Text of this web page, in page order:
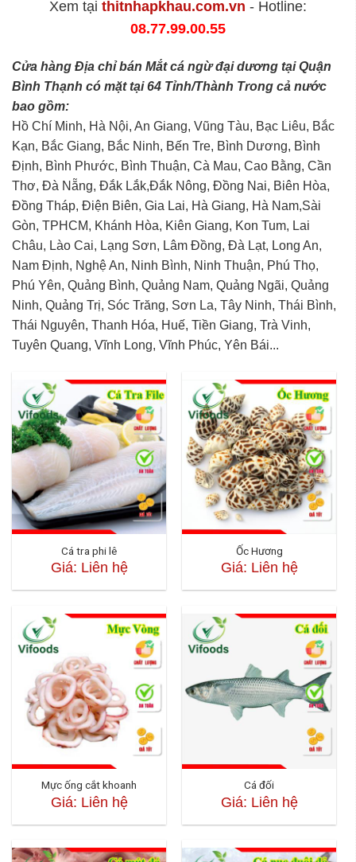
Xem tại thitnhapkhau.com.vn - Hotline:
08.77.99.00.55
Cửa hàng Địa chỉ bán Mắt cá ngừ đại dương tại Quận
Bình Thạnh có mặt tại 64 Tỉnh/Thành Trong cả nước
bao gồm:
Hồ Chí Minh, Hà Nội, An Giang, Vũng Tàu, Bạc Liêu, Bắc
Kạn, Bắc Giang, Bắc Ninh, Bến Tre, Bình Dương, Bình
Định, Bình Phước, Bình Thuận, Cà Mau, Cao Bằng, Cần
Thơ, Đà Nẵng, Đắk Lắk,Đắk Nông, Đồng Nai, Biên Hòa,
Đồng Tháp, Điện Biên, Gia Lai, Hà Giang, Hà Nam,Sài
Gòn, TPHCM, Khánh Hòa, Kiên Giang, Kon Tum, Lai
Châu, Lào Cai, Lạng Sơn, Lâm Đồng, Đà Lạt, Long An,
Nam Định, Nghệ An, Ninh Bình, Ninh Thuận, Phú Thọ,
Phú Yên, Quảng Bình, Quảng Nam, Quảng Ngãi, Quảng
Ninh, Quảng Trị, Sóc Trăng, Sơn La, Tây Ninh, Thái Bình,
Thái Nguyên, Thanh Hóa, Huế, Tiền Giang, Trà Vinh,
Tuyên Quang, Vĩnh Long, Vĩnh Phúc, Yên Bái...
Cá tra phi lê
Giá: Liên hệ
Ốc Hương
Giá: Liên hệ
Mực ống cắt khoanh
Giá: Liên hệ
Cá đối
Giá: Liên hệ